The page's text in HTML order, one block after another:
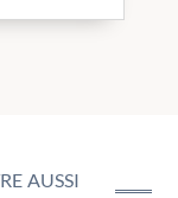
aussi